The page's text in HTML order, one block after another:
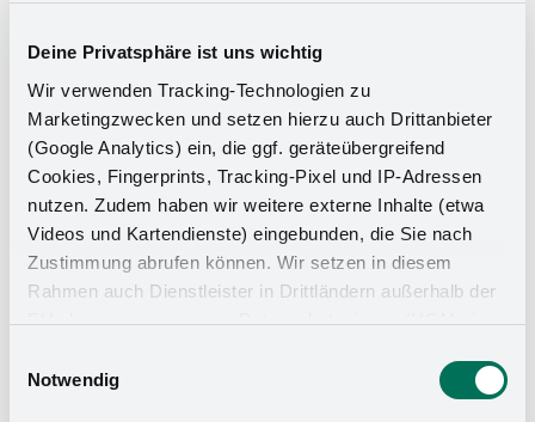
Deine Privatsphäre ist uns wichtig
Wir verwenden Tracking-Technologien zu
Marketingzwecken und setzen hierzu auch Drittanbieter
(Google Analytics) ein, die ggf. geräteübergreifend
Cookies, Fingerprints, Tracking-Pixel und IP-Adressen
nutzen. Zudem haben wir weitere externe Inhalte (etwa
Videos und Kartendienste) eingebunden, die Sie nach
Zustimmung abrufen können. Wir setzen in diesem
Rahmen auch Dienstleister in Drittländern außerhalb der
EU ohne angemessenes Datenschutzniveau (USA) ein,
zu Sicherheits- und Überwachungszwecken zugreifen,
Notwendig